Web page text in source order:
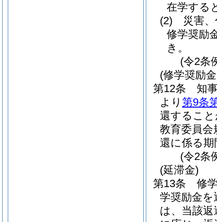
在学する
(2)
災害
修学奨励
き。
(令2条
(修学奨励
第12条
知
より 第9条
還するこ
教育委員
還に係る
(令2条
(延滞金)
第13条
修
学奨励金
は、当該